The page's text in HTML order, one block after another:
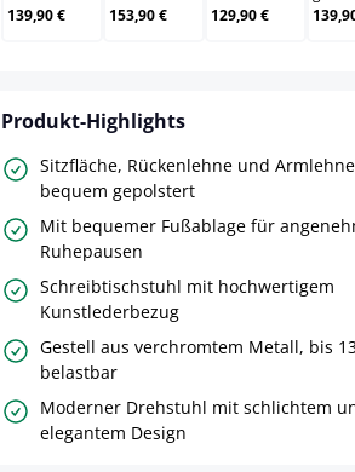
139,90 €
153,90 €
129,90 €
Produkt-Highlights
Sitzfläche, Rückenlehne und
bequem gepolstert
Mit bequemer Fußablage für
Ruhepausen
Schreibtischstuhl mit hochwertigem
Kunstlederbezug
Gestell aus verchromtem Metall, bis
belastbar
Moderner Drehstuhl mit schlichtem
elegantem Design